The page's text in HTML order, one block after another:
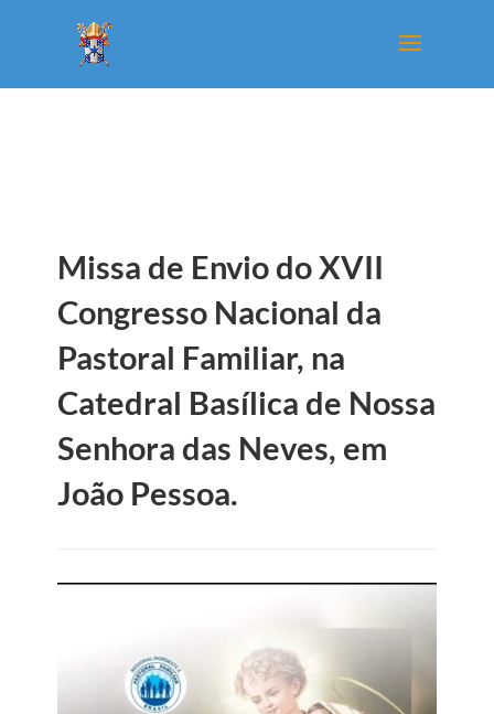
Missa de Envio do XVII
Congresso Nacional da
Pastoral Familiar, na
Catedral Basílica de Nossa
Senhora das Neves, em
João Pessoa.